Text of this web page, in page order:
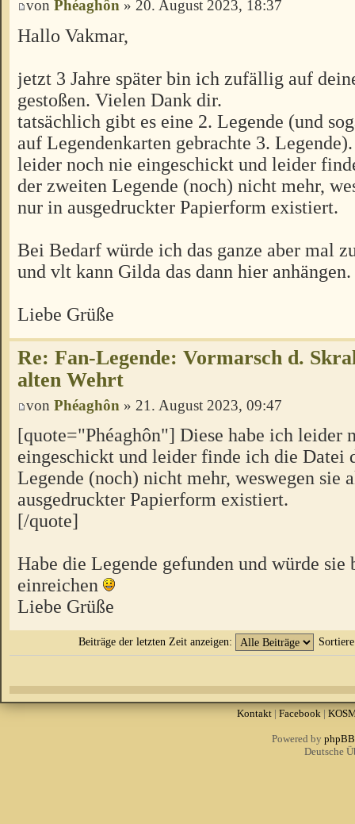
von Phéaghôn » 20. August 2023, 18:37
Hallo Vakmar,
jetzt 3 Jahre später bin ich zufällig auf
gestoßen. Vielen Dank dir.
tatsächlich gibt es eine 2. Legende (und
auf Legendenkarten gebrachte 3.
leider noch nie eingeschickt und leider
der zweiten Legende (noch) nicht mehr,
nur in ausgedruckter Papierform existiert.
Bei Bedarf würde ich das ganze aber mal
und vlt kann Gilda das dann hier anhängen.
Liebe Grüße
Re: Fan-Legende: Vormarsch d.
alten Wehrt
von Phéaghôn » 21. August 2023, 09:47
[quote="Phéaghôn"] Diese habe ich leider
eingeschickt und leider finde ich die Datei
Legende (noch) nicht mehr, weswegen sie
ausgedruckter Papierform existiert.
[/quote]
Habe die Legende gefunden und würde
einreichen
Liebe Grüße
Beiträge der letzten Zeit anzeigen:
Kontakt| Facebook|
Powered by phpBB
Deutsche